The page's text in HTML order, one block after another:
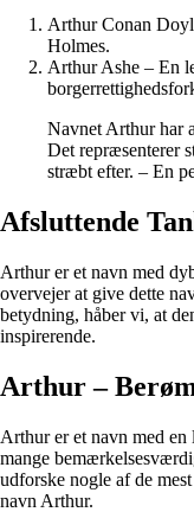
Arthur Conan
Holmes.
Arthur Ashe – En
Navnet Arthur har
Det repræsenterer
stræbt efter. – En
Afsluttende
Arthur er et navn med
overvejer at give dette
betydning, håber vi, at
inspirerende.
Arthur –
Arthur er et navn med
mange
udforske nogle af de
navn Arthur.